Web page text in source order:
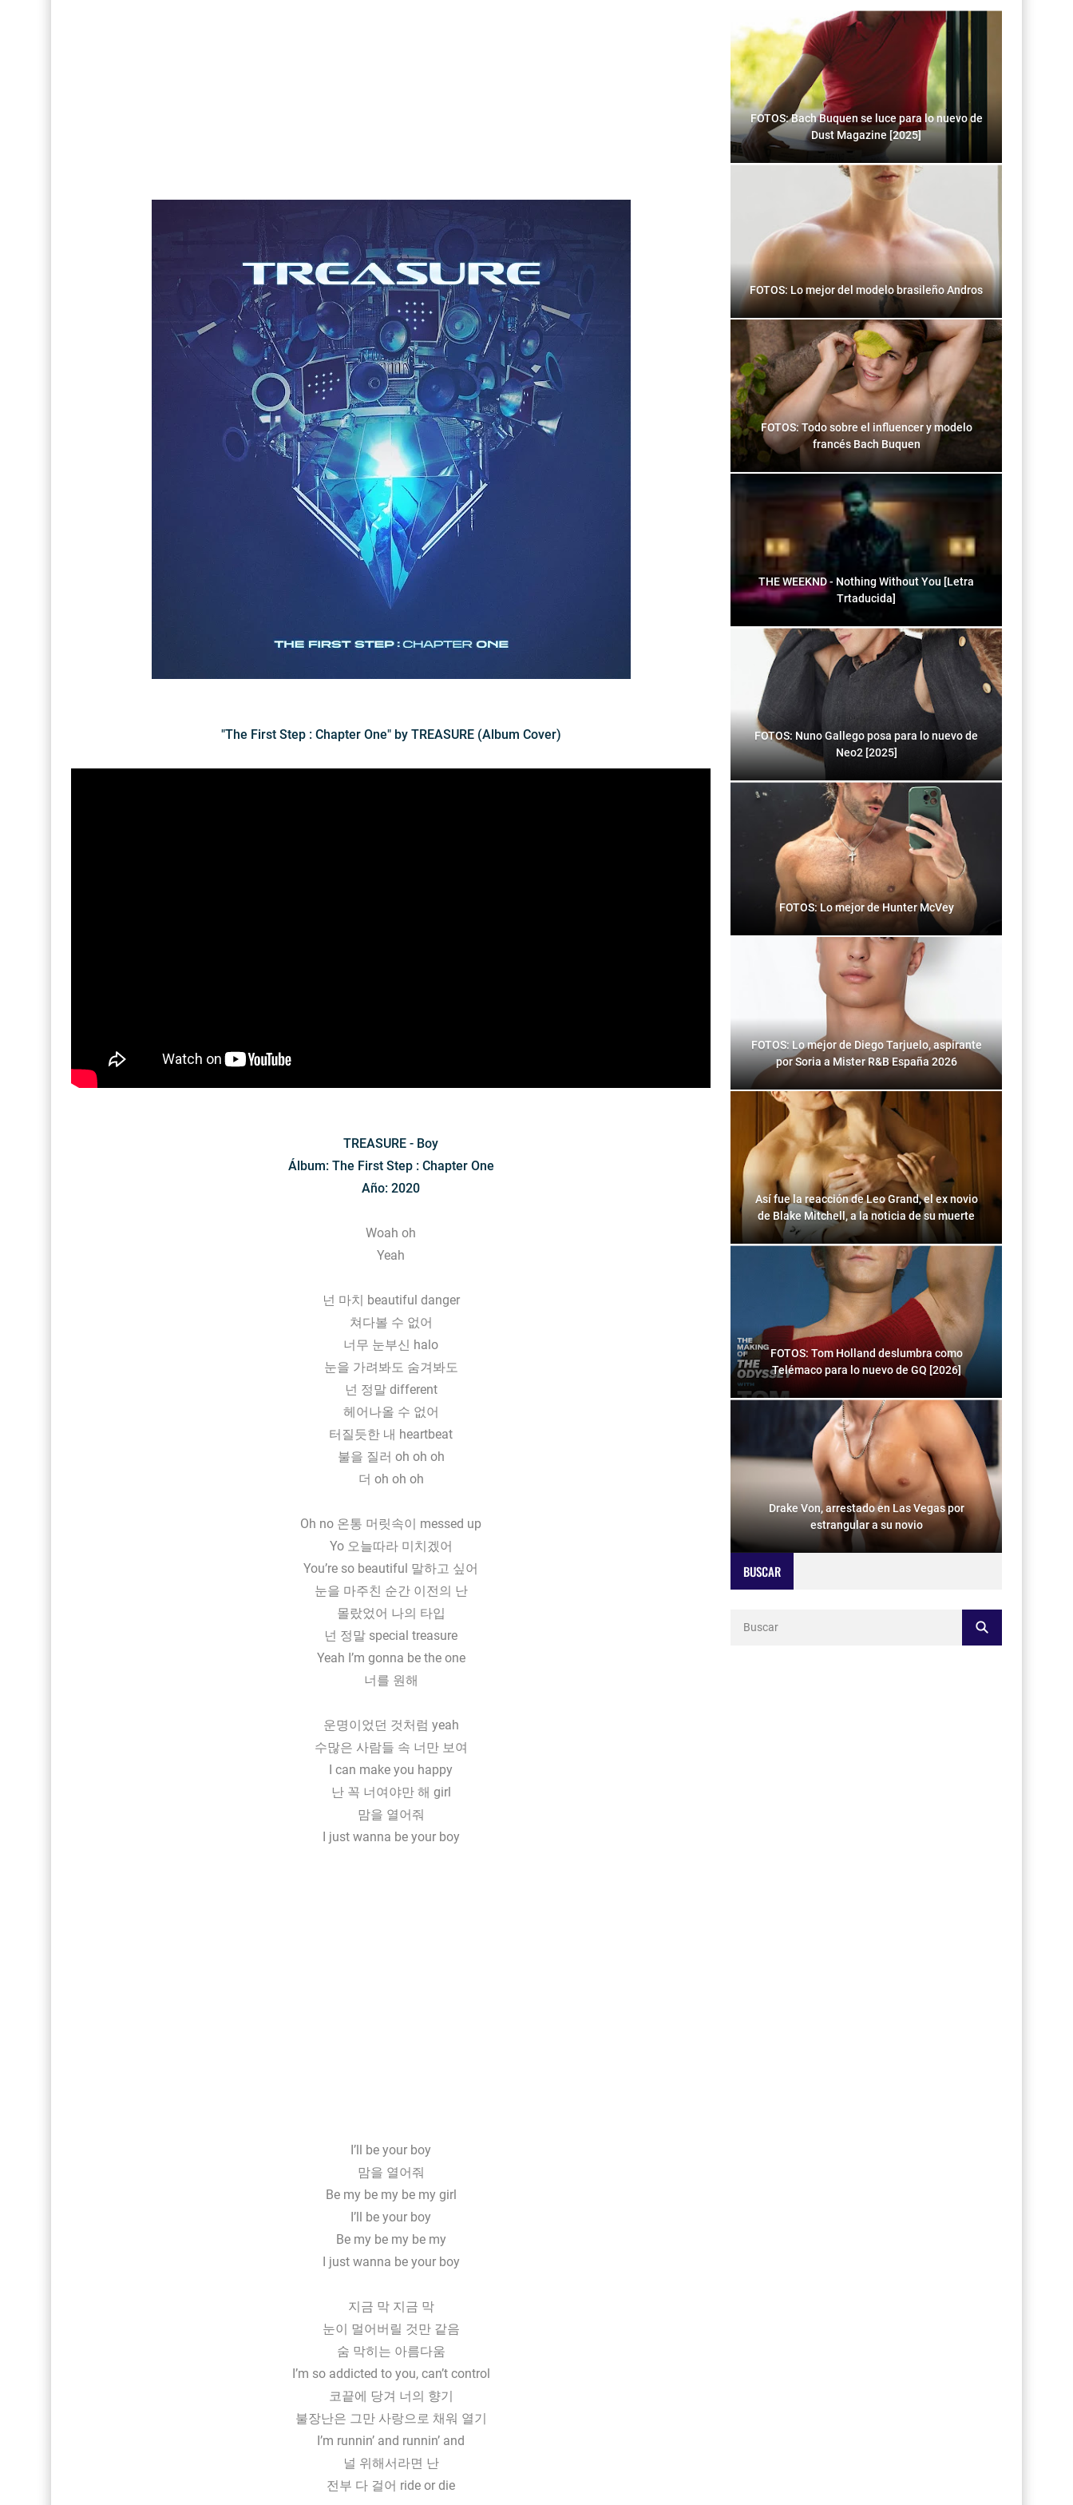
"The First Step : Chapter One" by TREASURE (Album Cover)
TREASURE - Boy
Álbum: The First Step : Chapter One
Año: 2020
Woah oh
Yeah
넌 마치 beautiful danger
쳐다볼 수 없어
너무 눈부신 halo
눈을 가려봐도 숨겨봐도
넌 정말 different
헤어나올 수 없어
터질듯한 내 heartbeat
불을 질러 oh oh oh
더 oh oh oh
Oh no 온통 머릿속이 messed up
Yo 오늘따라 미치겠어
You’re so beautiful 말하고 싶어
눈을 마주친 순간 이전의 난
몰랐었어 나의 타입
넌 정말 special treasure
Yeah I’m gonna be the one
너를 원해
운명이었던 것처럼 yeah
수많은 사람들 속 너만 보여
I can make you happy
난 꼭 너여야만 해 girl
맘을 열어줘
I just wanna be your boy
I’ll be your boy
맘을 열어줘
Be my be my be my girl
I’ll be your boy
Be my be my be my
I just wanna be your boy
지금 막 지금 막
눈이 멀어버릴 것만 같음
숨 막히는 아름다움
I’m so addicted to you, can’t control
코끝에 당겨 너의 향기
불장난은 그만 사랑으로 채워 열기
I’m runnin’ and runnin’ and
널 위해서라면 난
전부 다 걸어 ride or die
FOTOS: Bach Buquen se luce para lo nuevo de
Dust Magazine [2025]
FOTOS: Lo mejor del modelo brasileño Andros
FOTOS: Todo sobre el influencer y modelo
francés Bach Buquen
THE WEEKND - Nothing Without You [Letra
Trtaducida]
FOTOS: Nuno Gallego posa para lo nuevo de
Neo2 [2025]
FOTOS: Lo mejor de Hunter McVey
FOTOS: Lo mejor de Diego Tarjuelo, aspirante
por Soria a Mister R&B España 2026
Así fue la reacción de Leo Grand, el ex novio
de Blake Mitchell, a la noticia de su muerte
FOTOS: Tom Holland deslumbra como
Telémaco para lo nuevo de GQ [2026]
Drake Von, arrestado en Las Vegas por
estrangular a su novio
BUSCAR